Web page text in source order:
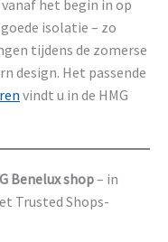
het begin in op
isolatie – zo
tijdens de zomerse
design. Het passende
vindt u in de HMG
Benelux shop– in
Trusted Shops-